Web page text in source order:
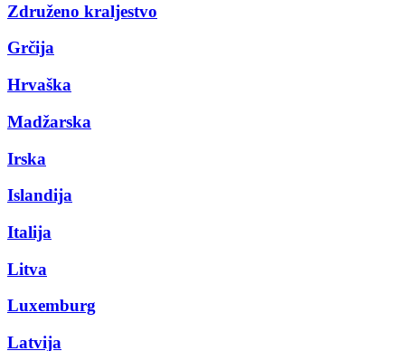
Združeno kraljestvo
Grčija
Hrvaška
Madžarska
Irska
Islandija
Italija
Litva
Luxemburg
Latvija